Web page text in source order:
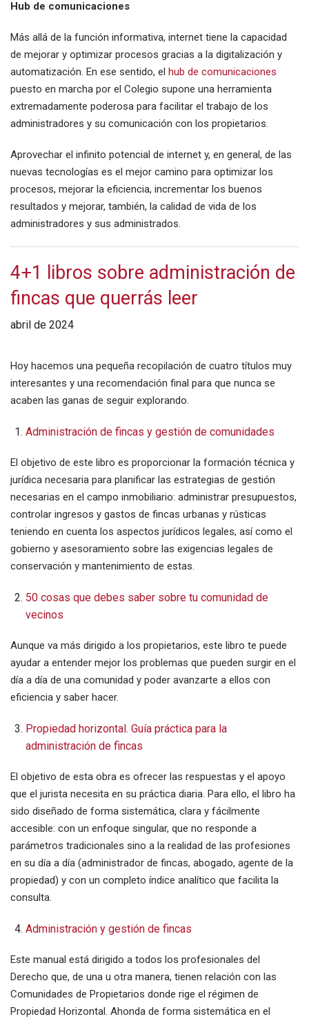
Hub de comunicaciones
Más allá de la función informativa, internet tiene la capacidad
de mejorar y optimizar procesos gracias a la digitalización y
automatización. En ese sentido, el hub de comunicaciones
puesto en marcha por el Colegio supone una herramienta
extremadamente poderosa para facilitar el trabajo de los
administradores y su comunicación con los propietarios.
Aprovechar el infinito potencial de internet y, en general, de las
nuevas tecnologías es el mejor camino para optimizar los
procesos, mejorar la eficiencia, incrementar los buenos
resultados y mejorar, también, la calidad de vida de los
administradores y sus administrados.
4+1 libros sobre administración de
fincas que querrás leer
abril de 2024
Hoy hacemos una pequeña recopilación de cuatro títulos muy
interesantes y una recomendación final para que nunca se
acaben las ganas de seguir explorando.
Administración de fincas y gestión de comunidades
El objetivo de este libro es proporcionar la formación técnica y
jurídica necesaria para planificar las estrategias de gestión
necesarias en el campo inmobiliario: administrar presupuestos,
controlar ingresos y gastos de fincas urbanas y rústicas
teniendo en cuenta los aspectos jurídicos legales, así como el
gobierno y asesoramiento sobre las exigencias legales de
conservación y mantenimiento de estas.
50 cosas que debes saber sobre tu comunidad de
vecinos
Aunque va más dirigido a los propietarios, este libro te puede
ayudar a entender mejor los problemas que pueden surgir en el
día a día de una comunidad y poder avanzarte a ellos con
eficiencia y saber hacer.
Propiedad horizontal. Guía práctica para la
administración de fincas
El objetivo de esta obra es ofrecer las respuestas y el apoyo
que el jurista necesita en su práctica diaria. Para ello, el libro ha
sido diseñado de forma sistemática, clara y fácilmente
accesible: con un enfoque singular, que no responde a
parámetros tradicionales sino a la realidad de las profesiones
en su día a día (administrador de fincas, abogado, agente de la
propiedad) y con un completo índice analítico que facilita la
consulta.
Administración y gestión de fincas
Este manual está dirigido a todos los profesionales del
Derecho que, de una u otra manera, tienen relación con las
Comunidades de Propietarios donde rige el régimen de
Propiedad Horizontal. Ahonda de forma sistemática en el